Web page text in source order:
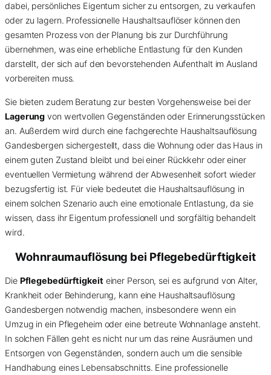
dabei, persönliches Eigentum sicher zu entsorgen, zu verkaufen
oder zu lagern. Professionelle Haushaltsauflöser können den
gesamten Prozess von der Planung bis zur Durchführung
übernehmen, was eine erhebliche Entlastung für den Kunden
darstellt, der sich auf den bevorstehenden Aufenthalt im Ausland
vorbereiten muss.
Sie bieten zudem Beratung zur besten Vorgehensweise bei der
Lagerung von wertvollen Gegenständen oder Erinnerungsstücken
an. Außerdem wird durch eine fachgerechte Haushaltsauflösung
Gandesbergen sichergestellt, dass die Wohnung oder das Haus in
einem guten Zustand bleibt und bei einer Rückkehr oder einer
eventuellen Vermietung während der Abwesenheit sofort wieder
bezugsfertig ist. Für viele bedeutet die Haushaltsauflösung in
einem solchen Szenario auch eine emotionale Entlastung, da sie
wissen, dass ihr Eigentum professionell und sorgfältig behandelt
wird.
Wohnraumauflösung bei Pflegebedürftigkeit
Die Pflegebedürftigkeit einer Person, sei es aufgrund von Alter,
Krankheit oder Behinderung, kann eine Haushaltsauflösung
Gandesbergen notwendig machen, insbesondere wenn ein
Umzug in ein Pflegeheim oder eine betreute Wohnanlage ansteht.
In solchen Fällen geht es nicht nur um das reine Ausräumen und
Entsorgen von Gegenständen, sondern auch um die sensible
Handhabung eines Lebensabschnitts. Eine professionelle